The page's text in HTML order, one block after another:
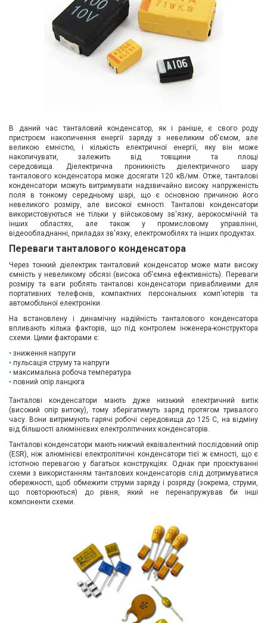
В даний час танталовий конденсатор, як і раніше, є свого роду
пристроєм накопичення енергії заряду з невеликим об'ємом, але
великою ємністю, і кількість електричної енергії, яку він може
накопичувати, залежить від товщини та площі
середовища. Діелектрична проникність діелектричного шару
танталового конденсатора може досягати 120 кВ/мм. Отже, танталові
конденсатори можуть витримувати надзвичайно високу напруженість
поля в тонкому середньому шарі, що є основною причиною його
невеликого розміру, але високої ємності. Танталові конденсатори
використовуються не тільки у військовому зв'язку, аерокосмічній та
інших областях, але також у промисловому управлінні,
відеообладнанні, приладах зв'язку, електромобілях та інших продуктах.
Переваги танталового конденсатора
Через тонкий діелектрик танталовий конденсатор може мати високу
ємність у невеликому обсязі (висока об'ємна ефективність). Переваги
розміру та ваги роблять танталові конденсатори привабливими для
портативних телефонів, компактних персональних комп'ютерів та
автомобільної електроніки.
На встановлену і динамічну надійність танталового конденсатора
впливають кілька факторів, що під контролем інженера-конструктора
схеми. Цими факторами є:
зниження напруги
пульсація струму та напруги
максимальна робоча температура
повний опір ланцюга
Танталові конденсатори мають дуже низький електричний витік
(високий опір витоку), тому зберігатимуть заряд протягом тривалого
часу. Вони витримують гарячі робочі середовища до 125 C, на відміну
від більшості алюмінієвих електролітичних конденсаторів.
Танталові конденсатори мають нижчий еквівалентний послідовний опір
(ESR), ніж алюмінієві електролітичні конденсатори тієї ж ємності, що є
істотною перевагою у багатьох конструкціях. Однак при проєктуванні
схеми з використанням танталових конденсаторів слід дотримуватися
обережності, щоб обмежити струми заряду і розряду (зокрема, струми,
що повторюються) до рівня, який не перенапружував би інші
компоненти схеми.